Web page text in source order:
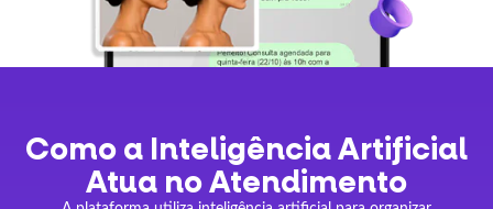
Como a Inteligência Artificial
Atua no Atendimento